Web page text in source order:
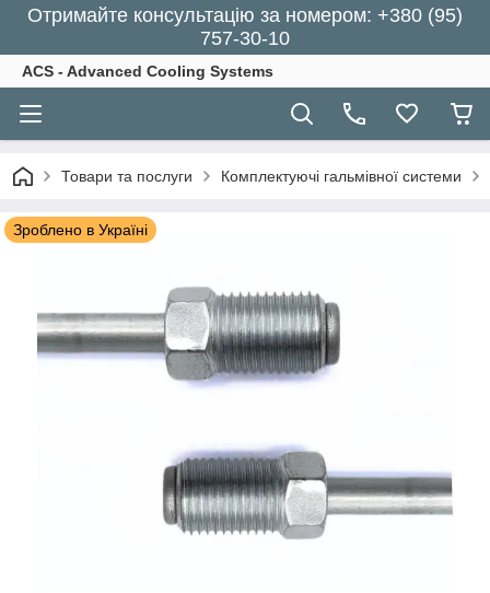
Отримайте консультацію за номером: +380 (95)
757-30-10
ACS - Advanced Cooling Systems
Товари та послуги Комплектуючі гальмівної системи
Зроблено в Україні